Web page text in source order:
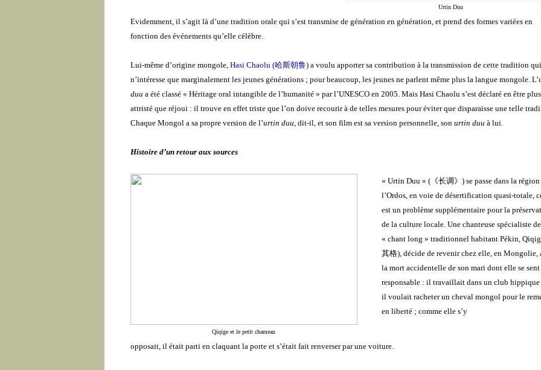
Urtin Duu
Evidemment, il s’agit là d’une tradition orale qui s’est transmise de génération en génération, et prend des formes variées en
fonction des événements qu’elle célèbre.
Lui-même d’origine mongole, Hasi Chaolu (哈斯朝鲁) a voulu apporter sa contribution à la transmission de cette tradition qui
n’intéresse que marginalement les jeunes générations ; pour beaucoup, les jeunes ne parlent même plus la langue mongole. L’
duu a été classé « Héritage oral intangible de l’humanité » par l’UNESCO en 2005. Mais Hasi Chaolu s’est déclaré en être plus
attristé que réjoui : il trouve en effet triste que l’on doive recourir à de telles mesures pour éviter que disparaisse une telle
Chaque Mongol a sa propre version de l’urtin duu, dit-il, et son film est sa version personnelle, son urtin duu à lui.
Histoire d’un retour aux sources
Qiqige et le petit chameau
« Urtin Duu » (《长调》)se passe dans la région
l’Ordos, en voie de désertification quasi-totale,
est un problème supplémentaire pour la
de la culture locale. Une chanteuse spécialiste
« chant long » traditionnel habitant Pékin,
其格),décide de revenir chez elle, en Mongolie,
la mort accidentelle de son mari dont elle se sent
responsable : il travaillait dans un club
il voulait racheter un cheval mongol pour le
en liberté ; comme elle s’y
opposait, il était parti en claquant la porte et s’était fait renverser par une voiture.